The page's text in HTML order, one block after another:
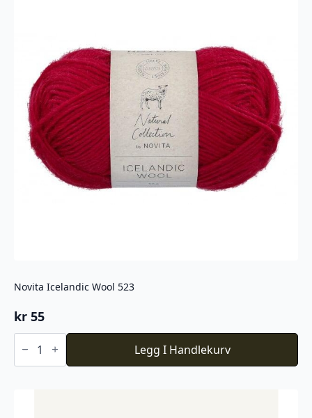
Novita Icelandic Wool 523
kr 55
Novita
Icelandic
523
Legg I Handlekurv